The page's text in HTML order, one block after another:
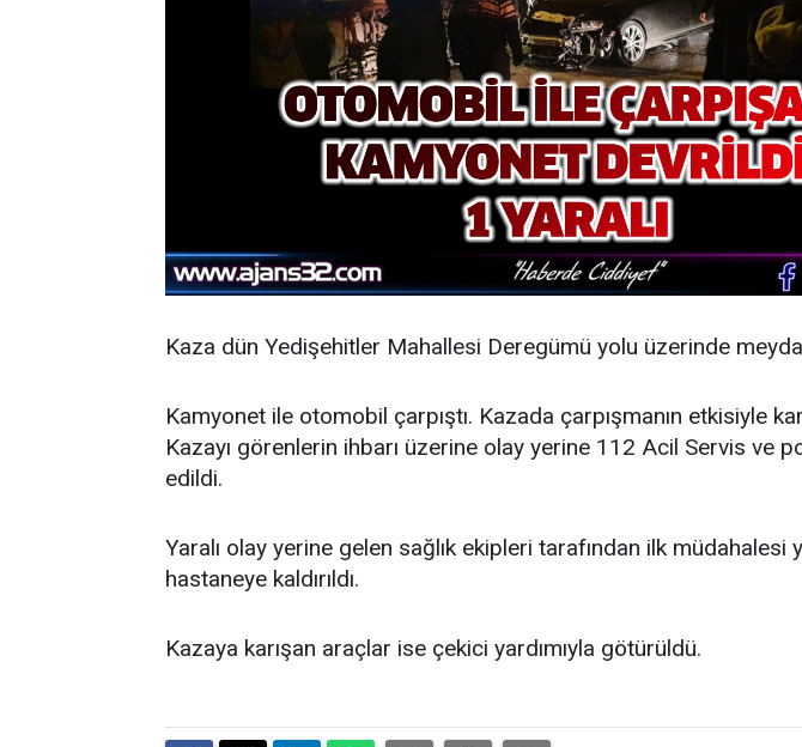
Kaza dün Yedişehitler Mahallesi Deregümü yolu üzerinde
Kamyonet ile otomobil çarpıştı. Kazada çarpışmanın etkisiyle
Kazayı görenlerin ihbarı üzerine olay yerine 112 Acil Servis ve
edildi.
Yaralı olay yerine gelen sağlık ekipleri tarafından ilk müdahalesi
hastaneye kaldırıldı.
Kazaya karışan araçlar ise çekici yardımıyla götürüldü.